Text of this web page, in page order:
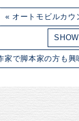
« オートモビルカウ
家で脚本家の方も